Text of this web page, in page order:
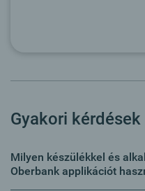
Gyakori kérdések
Milyen készülékkel és
Oberbank applikációt